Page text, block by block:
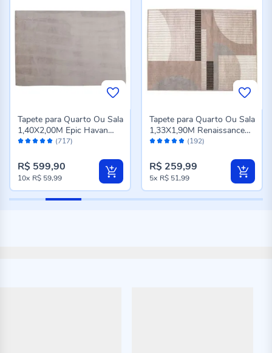
Avaliação: (717)
Tapete para Quarto Ou Sala
1,40X2,00M Epic Havan
Casa - Cinza Novo
R$ 599,90
10x R$ 59,99
Avaliação: (192)
Tapete para Quarto Ou Sala
1,33X1,90M Renaissance
Havan Casa - Genova
R$ 259,99
5x R$ 51,99